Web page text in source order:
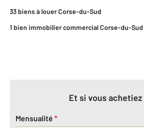
33 biens à louer Corse-du-Sud
1 bien immobilier commercial Corse-du-Sud
Et si vous achetiez
Mensualité *